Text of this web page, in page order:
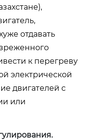
отдавать
к перегреву
электрической
двигателей с
или